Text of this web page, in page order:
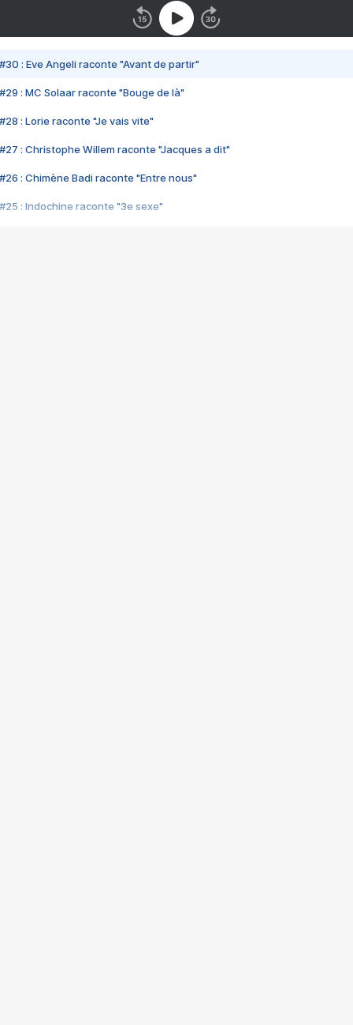
#30 : Eve Angeli raconte "Avant de partir"
#29 : MC Solaar raconte "Bouge de là"
#28 : Lorie raconte "Je vais vite"
#27 : Christophe Willem raconte "Jacques a dit"
#26 : Chimène Badi raconte "Entre nous"
#25 : Indochine raconte "3e sexe"